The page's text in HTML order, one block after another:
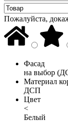
Пожалуйста,
Фасад
на выбор
Материал
ДСП
Цвет
<
Белый